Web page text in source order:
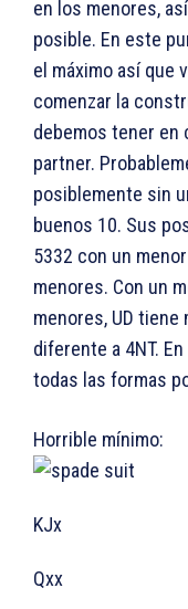
en los menores,
posible. En este
el máximo así que
comenzar la
debemos tener en
partner.
posiblemente sin
buenos 10. Sus
5332 con un
menores. Con un
menores, UD
diferente a 4NT.
todas las formas
Horrible mínimo:
KJx
Qxx